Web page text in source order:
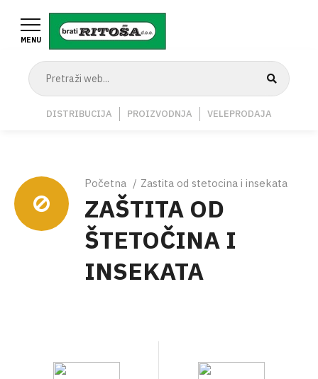
glavni
Navigation
DISTRIBUCIJA PROIZVODNJA VELEPRODAJA
MENU
Breadcrumb
Početna Zastita od stetocina i insekata
ZAŠTITA OD
ŠTETOČINA I
INSEKATA